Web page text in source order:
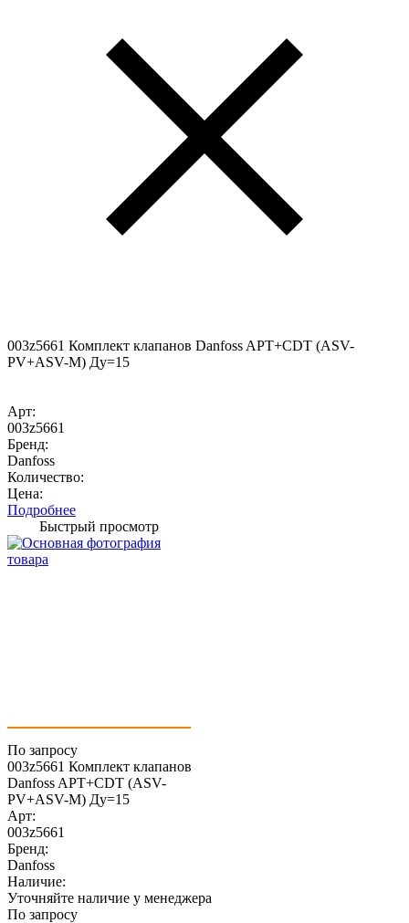
003z5661 Комплект клапанов Danfoss APT+CDT (ASV-
PV+ASV-M) Ду=15
Арт:
003z5661
Бренд:
Danfoss
Количество:
Цена:
Подробнее
Быстрый просмотр
По запросу
003z5661 Комплект клапанов
Danfoss APT+CDT (ASV-
PV+ASV-M) Ду=15
Арт:
003z5661
Бренд:
Danfoss
Наличие:
Уточняйте наличие у менеджера
По запросу